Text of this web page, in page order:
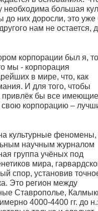
необходима большая
них доросли, это
нам не остается,
корпорации был я, то
мы - корпорация
в мире, что, как
И для того, чтобы
привлёк бы все
свою корпорацию –
культурные феномены,
научным журналом
группа учёных под
мира,
спор, установив
Это регион между
Ставрополье,
4000-4400 гг. до